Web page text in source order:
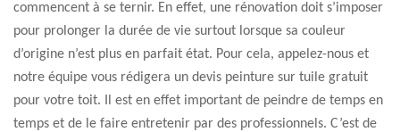
commencent à se ternir. En effet, une rénovation doit s’imposer
pour prolonger la durée de vie surtout lorsque sa couleur
d’origine n’est plus en parfait état. Pour cela, appelez-nous et
notre équipe vous rédigera un devis peinture sur tuile gratuit
pour votre toit. Il est en effet important de peindre de temps en
temps et de le faire entretenir par des professionnels. C’est de